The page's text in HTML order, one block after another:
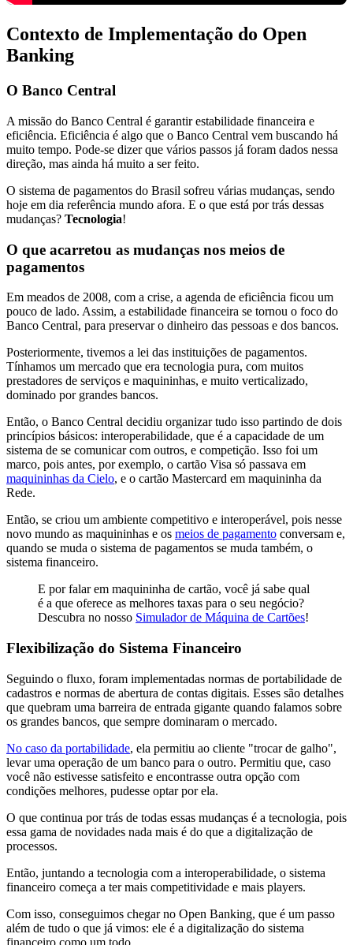
Contexto de Implementação do Open
Banking
O Banco Central
A missão do Banco Central é garantir estabilidade financeira e
eficiência. Eficiência é algo que o Banco Central vem buscando há
muito tempo. Pode-se dizer que vários passos já foram dados nessa
direção, mas ainda há muito a ser feito.
O sistema de pagamentos do Brasil sofreu várias mudanças, sendo
hoje em dia referência mundo afora. E o que está por trás dessas
mudanças? Tecnologia!
O que acarretou as mudanças nos meios de
pagamentos
Em meados de 2008, com a crise, a agenda de eficiência ficou um
pouco de lado. Assim, a estabilidade financeira se tornou o foco do
Banco Central, para preservar o dinheiro das pessoas e dos bancos.
Posteriormente, tivemos a lei das instituições de pagamentos.
Tínhamos um mercado que era tecnologia pura, com muitos
prestadores de serviços e maquininhas, e muito verticalizado,
dominado por grandes bancos.
Então, o Banco Central decidiu organizar tudo isso partindo de dois
princípios básicos: interoperabilidade, que é a capacidade de um
sistema de se comunicar com outros, e competição. Isso foi um
marco, pois antes, por exemplo, o cartão Visa só passava em
maquininhas da Cielo, e o cartão Mastercard em maquininha da
Rede.
Então, se criou um ambiente competitivo e interoperável, pois nesse
novo mundo as maquininhas e os meios de pagamento conversam e,
quando se muda o sistema de pagamentos se muda também, o
sistema financeiro.
E por falar em maquininha de cartão, você já sabe qual
é a que oferece as melhores taxas para o seu negócio?
Descubra no nosso Simulador de Máquina de Cartões!
Flexibilização do Sistema Financeiro
Seguindo o fluxo, foram implementadas normas de portabilidade de
cadastros e normas de abertura de contas digitais. Esses são detalhes
que quebram uma barreira de entrada gigante quando falamos sobre
os grandes bancos, que sempre dominaram o mercado.
No caso da portabilidade, ela permitiu ao cliente "trocar de galho",
levar uma operação de um banco para o outro. Permitiu que, caso
você não estivesse satisfeito e encontrasse outra opção com
condições melhores, pudesse optar por ela.
O que continua por trás de todas essas mudanças é a tecnologia, pois
essa gama de novidades nada mais é do que a digitalização de
processos.
Então, juntando a tecnologia com a interoperabilidade, o sistema
financeiro começa a ter mais competitividade e mais players.
Com isso, conseguimos chegar no Open Banking, que é um passo
além de tudo o que já vimos: ele é a digitalização do sistema
financeiro como um todo.